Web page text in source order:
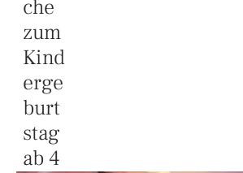
che
zum
Kind
erge
burt
stag
ab 4